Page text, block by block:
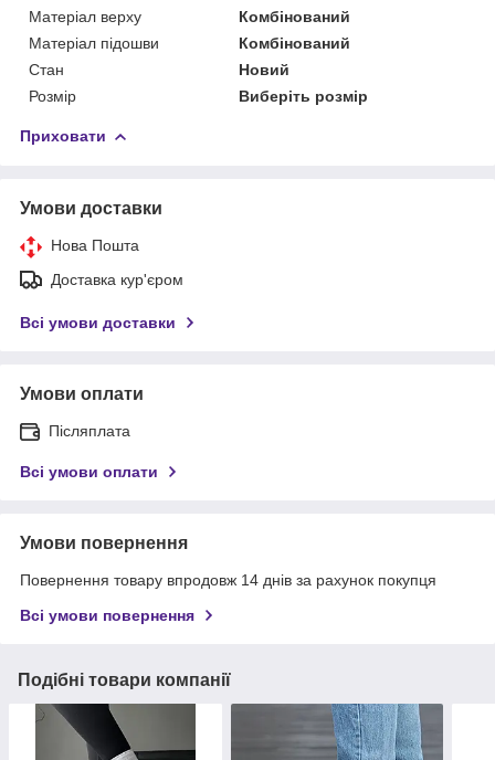
Матеріал верху
Комбінований
Матеріал підошви
Комбінований
Стан
Новий
Розмір
Виберіть розмір
Приховати
Умови доставки
Нова Пошта
Доставка кур'єром
Всі умови доставки
Умови оплати
Післяплата
Всі умови оплати
Умови повернення
Повернення товару впродовж 14 днів за рахунок покупця
Всі умови повернення
Подібні товари компанії